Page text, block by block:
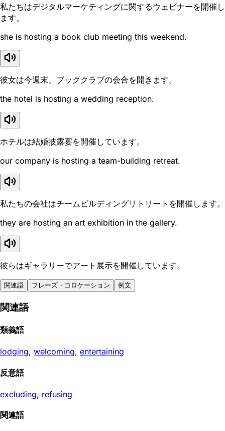
私たちはデジタルマーケティングに関するウェビナーを開催し
ます。
she is hosting a book club meeting this weekend.
彼女は今週末、ブッククラブの会合を開きます。
the hotel is hosting a wedding reception.
ホテルは結婚披露宴を開催しています。
our company is hosting a team-building retreat.
私たちの会社はチームビルディングリトリートを開催します。
they are hosting an art exhibition in the gallery.
彼らはギャラリーでアート展示を開催しています。
関連語 フレーズ・コロケーション 例文
関連語
類義語
lodging, welcoming, entertaining
反意語
excluding, refusing
関連語